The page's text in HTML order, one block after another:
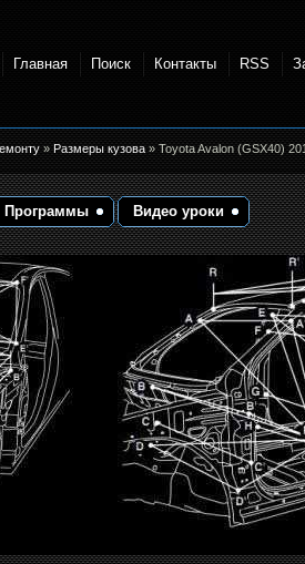
Главная Поиск Контакты RSS
»Размеры кузова» Toyota Avalon (GSX40)
Программы Видео уроки